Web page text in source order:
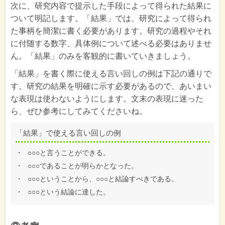
次に、研究内容で提示した手段によって得られた結果に
ついて明記します。「結果」では、研究によって得られ
た事柄を簡潔に書く必要があります。研究の過程やそれ
に付随する数字、具体例について述べる必要はありませ
ん。「結果」のみを客観的に書いていきましょう。
「結果」を書く際に使える言い回しの例は下記の通りで
す。研究の結果を明確に示す必要があるので、あいまい
な表現は使わないようにします。文末の表現に迷った
ら、ぜひ参考にしてみてくださいね。
「結果」で使える言い回しの例
・
○○○と言うことができる。
・
○○○であることが明らかとなった。
・
○○○ということから、○○○と結論すべきである。
・
○○○という結論に達した。